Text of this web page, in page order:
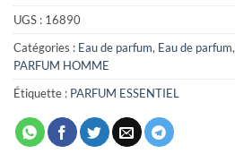
UGS : 16890
Catégories : Eau de parfum, Eau de parfum,
PARFUM HOMME
Étiquette : PARFUM ESSENTIEL